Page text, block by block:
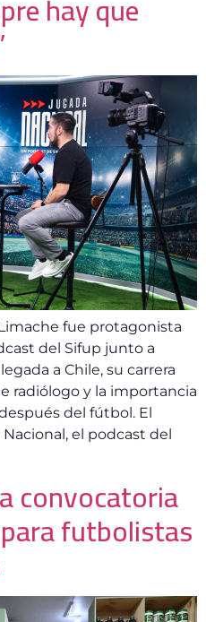
fue protagonista
del Sifup junto a
a Chile, su carrera
radiólogo y la importancia
del fútbol. El
el podcast del
convocatoria
futbolistas